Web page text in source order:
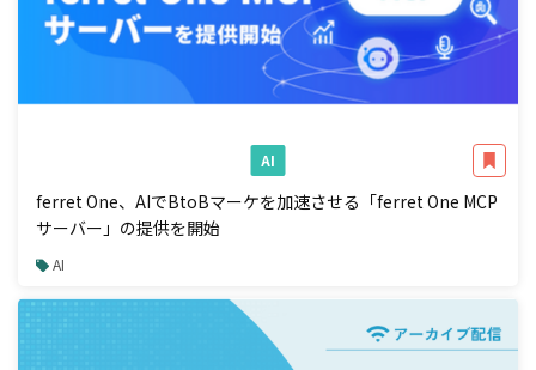
AI
ferret One、AIでBtoBマーケを加速させる「ferret One MCP
サーバー」の提供を開始
AI